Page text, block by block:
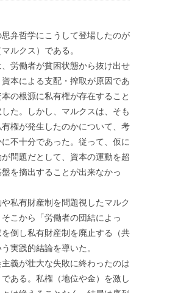
弁哲学にこうして登場したのが
ルクス）である。
労働者が貧困状態から抜け出せ
本による支配・搾取が原因であ
の根源に私有権が存在すること
した。しかし、マルクスは、そも
権が発生したのかについて、考
不十分であった。従って、仮に
問題だとして、資本の運動を超
盤を摘出することが出来なかっ
私有財産制を問題視したマルク
そこから「労働者の団結によっ
倒し私有財産制を廃止する（共
実践的結論を導いた。
主義が壮大な失敗に終わったのは
である。私権（地位や金）を激し